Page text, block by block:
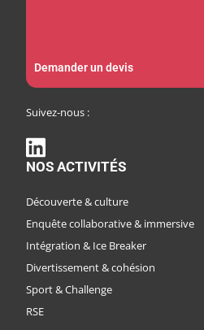
Demander un devis
Suivez-nous :
NOS ACTIVITÉS
Découverte & culture
Enquête collaborative & immersive
Intégration & Ice Breaker
Divertissement & cohésion
Sport & Challenge
RSE